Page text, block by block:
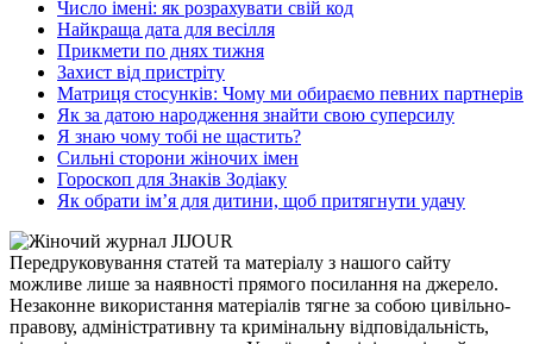
Число імені: як розрахувати свій код
Найкраща дата для весілля
Прикмети по днях тижня
Захист від пристріту
Матриця стосунків: Чому ми обираємо певних партнерів
Як за датою народження знайти свою суперсилу
Я знаю чому тобі не щастить?
Сильні сторони жіночих імен
Гороскоп для Знаків Зодіаку
Як обрати ім’я для дитини, щоб притягнути удачу
Передруковування статей та матеріалу з нашого сайту
можливе лише за наявності прямого посилання на джерело.
Незаконне використання матеріалів тягне за собою цивільно-
правову, адміністративну та кримінальну відповідальність,